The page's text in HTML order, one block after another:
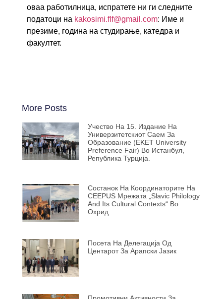
оваа работилница, испратете ни ги следните
податоци на kakosimi.flf@gmail.com: Име и
презиме, година на студирање, катедра и
факултет.
More Posts
Учество На 15. Издание На
Универзитетскиот Саем За
Образование (EKET University
Preference Fair) Во Истанбул,
Република Турција.
Состанок На Координаторите На
CEEPUS Мрежата „Slavic Philology
And Its Cultural Contexts“ Во
Охрид
Посета На Делегација Од
Центарот За Арапски Јазик